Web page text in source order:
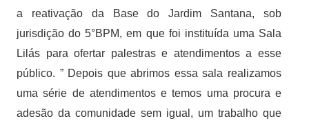
a reativação da Base do Jardim Santana, sob
jurisdição do 5°BPM, em que foi instituída uma Sala
Lilás para ofertar palestras e atendimentos a esse
público. ” Depois que abrimos essa sala realizamos
uma série de atendimentos e temos uma procura e
adesão da comunidade sem igual, um trabalho que